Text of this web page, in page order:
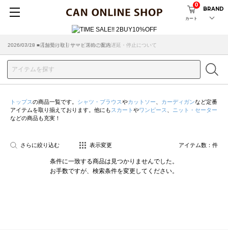
カート
0
BRAND
2026/07/29 ■【お知らせ】ヤマト運輸の配送遅延・停止について
2026/03/18 ■店舗受け取りサービスのご案内
トップスの商品一覧です。 シャツ・ブラウスやカットソー カーディガンなど定番
アイテムを取り揃えております。他にも スカート やワンピース
ニット・セーター
などの商品も充実！
さらに絞り込む 表示変更 アイテム数： 件
条件に一致する商品は見つかりませんでした。
お手数ですが、検索条件を変更してください。